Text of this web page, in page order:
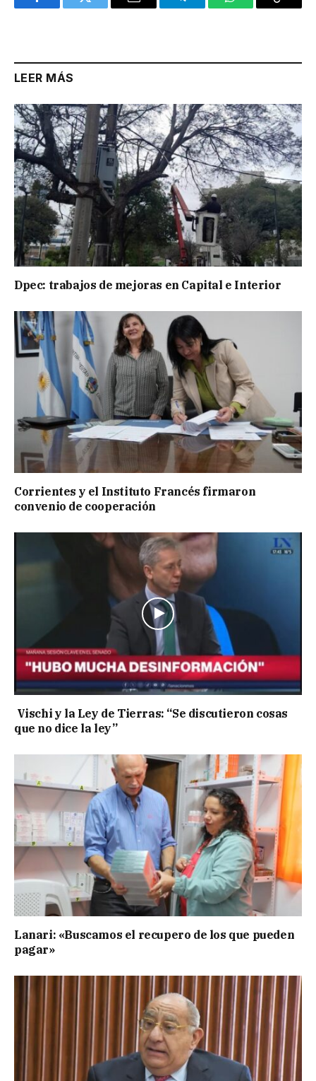
FacebookTwitter Email TelegramWhatsAppCopy
LEER MÁS
Dpec: trabajos de mejoras en Capital e Interior
Corrientes y el Instituto Francés firmaron
convenio de cooperación
Vischi y la Ley de Tierras: “Se discutieron cosas
que no dice la ley”
Lanari: «Buscamos el recupero de los que pueden
pagar»